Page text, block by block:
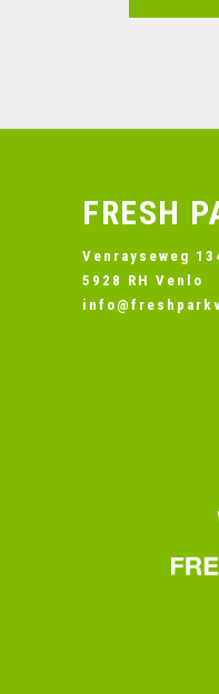
FRESH
Venrayseweg
5928 RH Venlo